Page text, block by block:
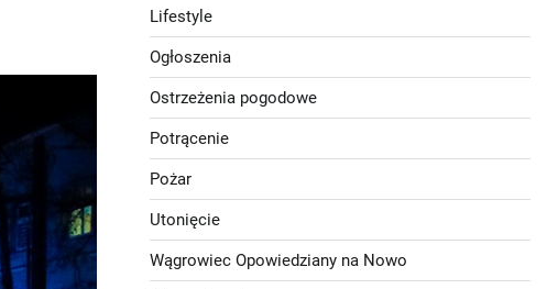
Lifestyle
Ogłoszenia
Ostrzeżenia pogodowe
Potrącenie
Pożar
Utonięcie
Wągrowiec Opowiedziany na Nowo